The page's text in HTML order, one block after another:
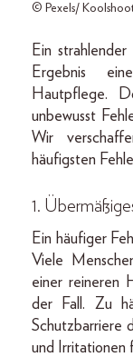
© Pexels/
Ein
Ergebnis
Hautpflege.
unbewusst
Wir
häufigsten
1.
Ein häufiger
Viele
einer reineren
der Fall. Zu
Schutzbarriere
und Irritationen